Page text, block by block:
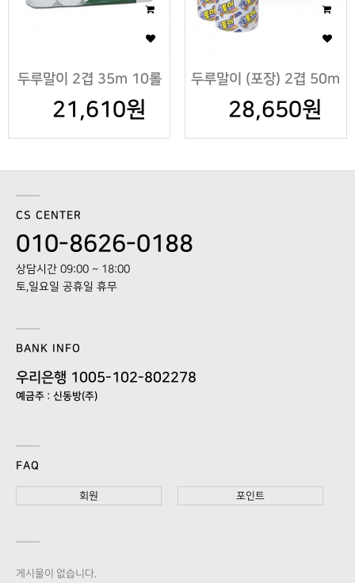
두루말이 2겹 35m 10롤
X5팩
21,610원
두루말이 (포장) 2겹 50m
10롤X5팩
28,650원
CS CENTER
010-8626-0188
상담시간 09:00 ~ 18:00
토,일요일 공휴일 휴무
BANK INFO
우리은행 1005-102-802278
예금주 : 신동방(주)
FAQ
회원 포인트
게시물이 없습니다.